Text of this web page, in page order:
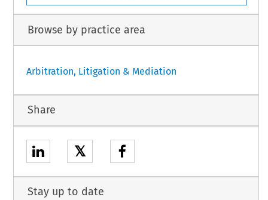
Browse by practice area
Arbitration, Litigation & Mediation
Share
𝕏
Stay up to date